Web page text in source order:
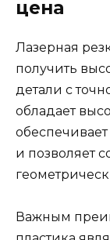
цена
Лазерная
получить
детали с
обладает
и позволяет
Важным